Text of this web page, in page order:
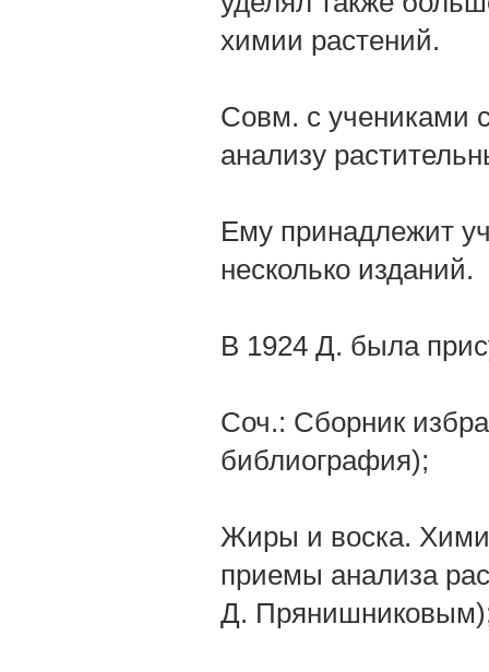
химии растений.
Совм. с учениками
анализу
Ему принадлежит
несколько изданий.
В 1924 Д. была
Соч.: Сборник
библиография);
Жиры и воска.
приемы анализа
Д.